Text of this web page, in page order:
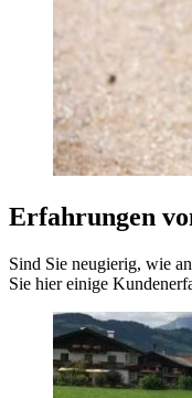
Erfahrungen
Sind Sie neugierig, wie
Sie hier einige